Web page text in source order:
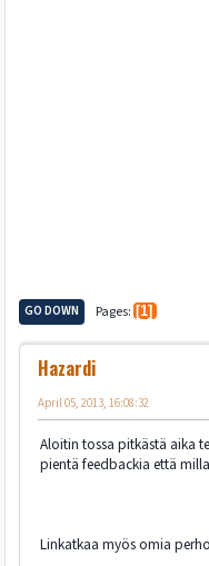
GO DOWN Pages 1
Hazardi
April 05, 2013, 16:08:32
Aloitin tossa pitkästä aika
pientä feedbackia että
Linkatkaa myös omia